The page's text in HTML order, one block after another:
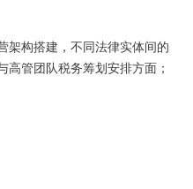
架构搭建，不同法律实体间的
高管团队税务筹划安排方面；